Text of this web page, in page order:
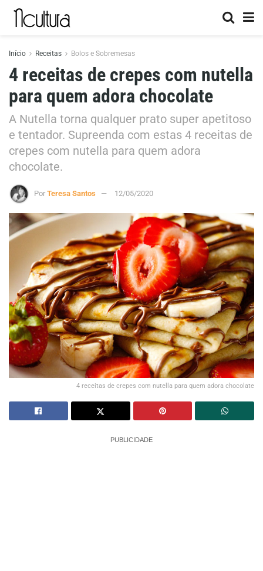
Início Receitas Bolos e Sobremesas
4 receitas de crepes com nutella
para quem adora chocolate
A Nutella torna qualquer prato super apetitoso
e tentador. Supreenda com estas 4 receitas de
crepes com nutella para quem adora
chocolate.
Por Teresa Santos 12/05/2020
4 receitas de crepes com nutella para quem adora chocolate
PUBLICIDADE